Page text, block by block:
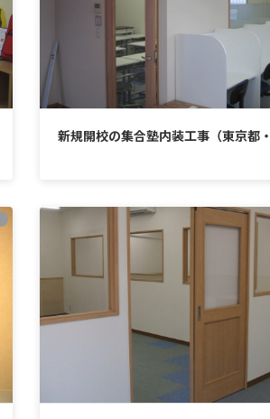
新規開校の集合塾内装工事（東京都